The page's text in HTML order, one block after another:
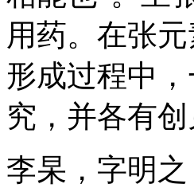
用药。在张
形成过程中
究，并各有创
李杲，字明